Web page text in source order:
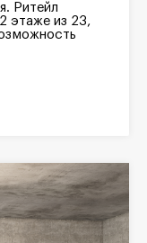
Ритейл
этаже из 23,